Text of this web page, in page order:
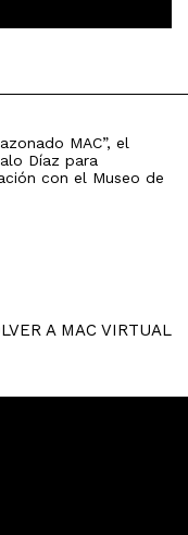
MAC”, el
Díaz para
con el Museo de
A MAC VIRTUAL